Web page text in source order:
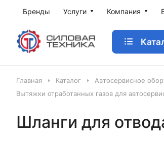
Бренды Услуги Компания
Главная Каталог Автосервисное
Вытяжки отработанных газов для
Шланги для